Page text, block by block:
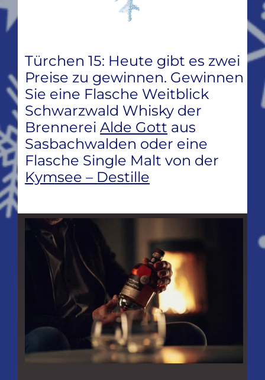
Türchen 15: Heute gibt es zwei
Preise zu gewinnen. Gewinnen
Sie eine Flasche Weitblick
Schwarzwald Whisky der
BrennereiAlde Gott aus
Sasbachwalden oder eine
Flasche Single Malt von der
Kymsee – Destille